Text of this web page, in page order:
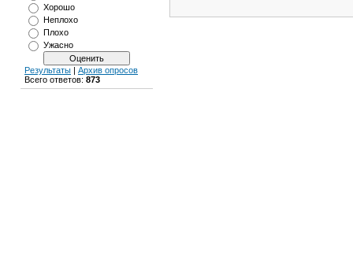
Хорошо
Неплохо
Плохо
Ужасно
Результаты | Архив опросов
Всего ответов: 873